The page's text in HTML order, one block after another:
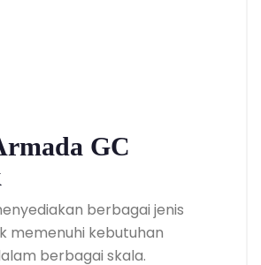
GC
berbagai jenis
memenuhi kebutuhan
berbagai skala.